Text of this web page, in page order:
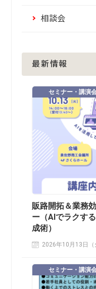
相談会
最新情報
セミナー・講演
販路開拓＆業務
ー（AIでラクす
成術）
2026年10月13日（
セミナー・講演